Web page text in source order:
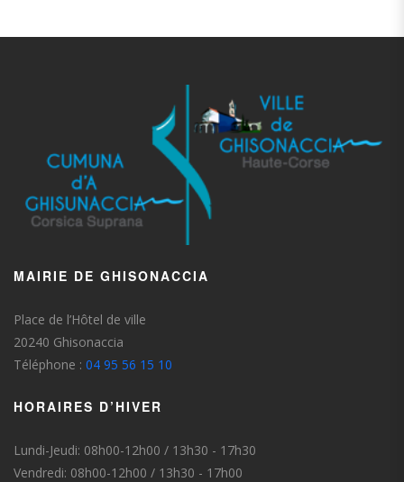
MAIRIE DE GHISONACCIA
Place de l’Hôtel de ville
20240 Ghisonaccia
Téléphone : 04 95 56 15 10
HORAIRES D’HIVER
Lundi-Jeudi: 08h00-12h00 / 13h30 - 17h30
Vendredi: 08h00-12h00 / 13h30 - 17h00